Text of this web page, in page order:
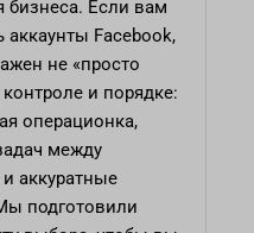
бизнеса. Если вам
аккаунты Facebook,
не «просто
контроле и порядке:
операционка,
между
аккуратные
подготовили